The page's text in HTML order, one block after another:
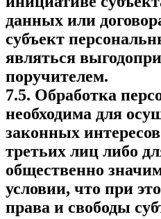
данных или
субъект
являться
поручителем.
7.5. Обработка
необходима для
законных
третьих лиц либо
общественно
условии, что при
права и свободы